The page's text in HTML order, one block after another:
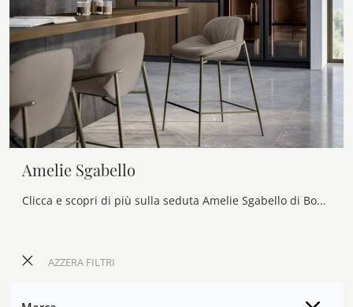
AZZERA FILTRI
Amelie Sgabello
Clicca e scopri di più sulla seduta Amelie Sgabello di Bontempi in tessuto: le più esclusive Sedie sgabelli design ti aspettano.